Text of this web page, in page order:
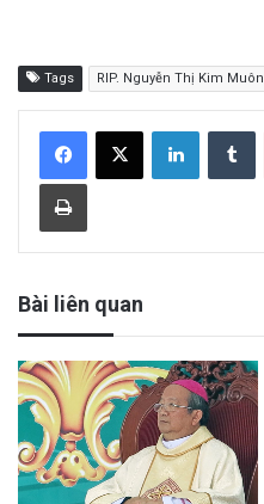
Tags RIP. Nguyễn Thị Kim Muôn
Bài liên quan